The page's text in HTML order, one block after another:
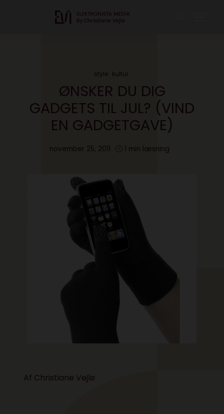
style kultur
ØNSKER DU DIG
GADGETS TIL JUL? (VIND
EN GADGETGAVE)
november 25, 2011 1 min læsning
Af Christiane Vejlø